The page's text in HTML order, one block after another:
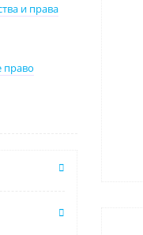
и права
право
Нет